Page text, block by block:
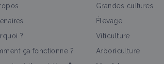
?
ça fonctionne ?
Grandes cultures
Élevage
Viticulture
Arboriculture